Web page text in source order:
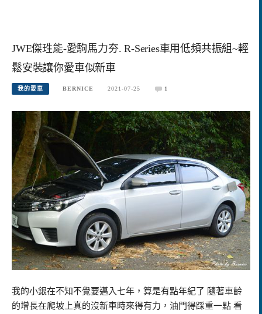
JWE傑珄能-愛駒馬力夯. R-Series車用低頻共振組~輕
鬆安裝讓你愛車似新車
我的愛車 BERNICE 2021-07-25 1
我的小銀在不知不覺要邁入七年，算是有點年紀了 隨著車齡
的增長在爬坡上真的沒新車時來得有力，油門得踩重一點 看